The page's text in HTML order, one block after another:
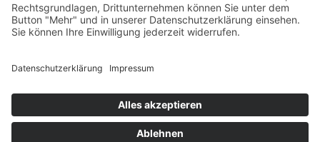
Programmkino.de richtet sich an Film- und Kinobegeisterte jeden
Geschlechts. Zur besseren Lesbarkeit haben wir uns aber entschlossen,
auf eine Doppelnennung oder Genderzeichen zu verzichten. Wo möglich